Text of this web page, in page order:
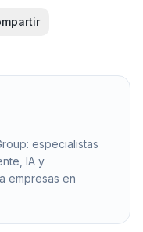
especialistas
IA y
empresas en